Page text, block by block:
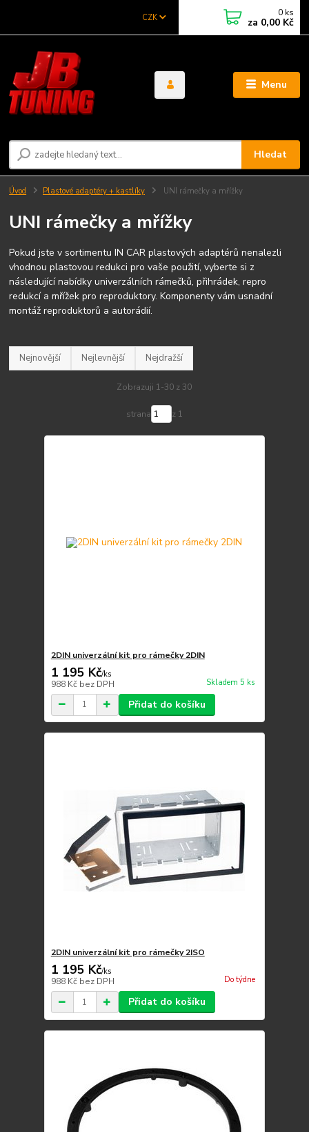
Menu
CZK
Hledat
0 ks
za 0,00 Kč
Úvod Plastové adaptéry + kastlíky UNI rámečky a mřížky
UNI rámečky a mřížky
Pokud jste v sortimentu IN CAR plastových adaptérů nenalezli
vhodnou plastovou redukci pro vaše použití, vyberte si z
následující nabídky univerzálních rámečků, přihrádek, repro
redukcí a mřížek pro reproduktory. Komponenty vám usnadní
montáž reproduktorů a autorádií.
Nejnovější Nejlevnější Nejdražší
Zobrazuji 1-30 z 30
strana z 1
2DIN univerzální kit pro rámečky 2DIN
1 195 Kč/ks
988 Kč bez DPH Skladem 5 ks
Přidat do košíku
2DIN univerzální kit pro rámečky 2ISO
1 195 Kč/ks
988 Kč bez DPH Do týdne
Přidat do košíku